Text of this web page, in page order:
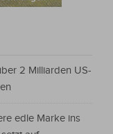
2 Milliarden US-
edle Marke ins